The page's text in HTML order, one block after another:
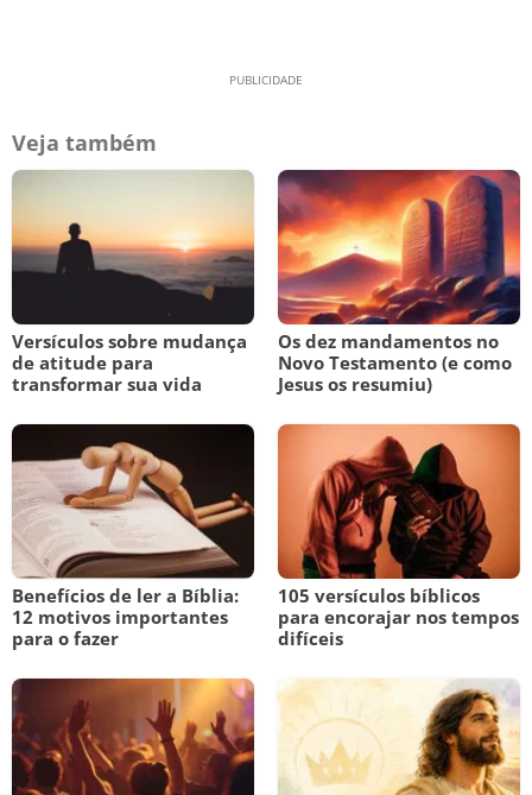
Veja também
Versículos sobre mudança
de atitude para
transformar sua vida
Os dez mandamentos no
Novo Testamento (e como
Jesus os resumiu)
Benefícios de ler a Bíblia:
12 motivos importantes
para o fazer
105 versículos bíblicos
para encorajar nos tempos
difíceis